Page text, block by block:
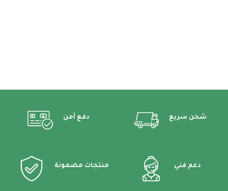
شحن سريع دفع أمن
دعم فني منتجات مضمونة